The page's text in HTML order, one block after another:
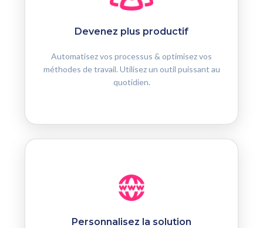
Devenez plus productif
Automatisez vos processus & optimisez vos
méthodes de travail. Utilisez un outil puissant au
quotidien.
Personnalisez la solution